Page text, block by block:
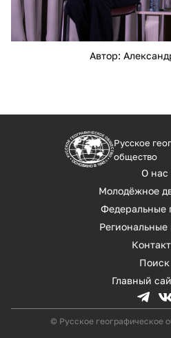
Автор:
Русское
общество
О нас
Молодёжное
Федеральные
Региональные
Поиск
Главный
© Русское географическое